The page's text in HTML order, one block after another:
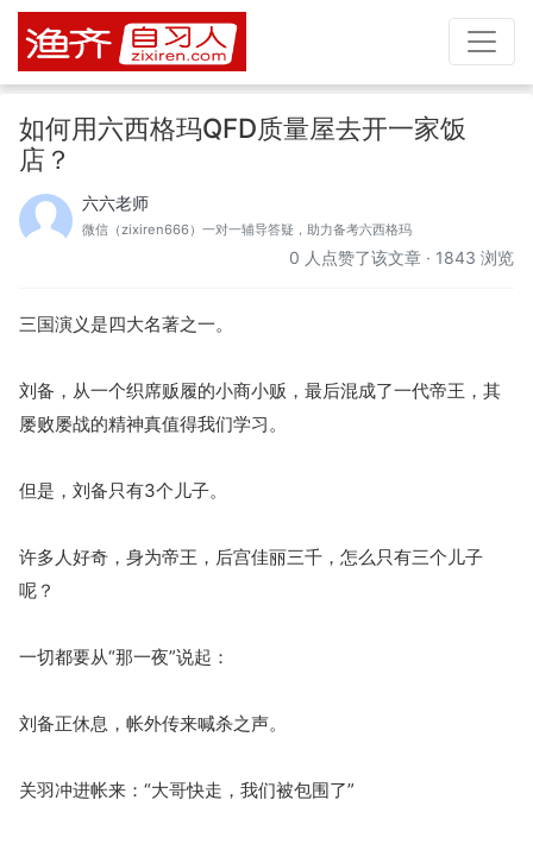
如何用六西格玛QFD质量屋去开一家饭
店？
六六老师
微信（zixiren666）一对一辅导答疑，助力备考六西格玛
0 人点赞了该文章 · 1843 浏览
三国演义是四大名著之一。
刘备，从一个织席贩履的小商小贩，最后混成了一代帝王，其
屡败屡战的精神真值得我们学习。
但是，刘备只有3个儿子。
许多人好奇，身为帝王，后宫佳丽三千，怎么只有三个儿子
呢？
一切都要从“那一夜”说起：
刘备正休息，帐外传来喊杀之声。
关羽冲进帐来：“大哥快走，我们被包围了”